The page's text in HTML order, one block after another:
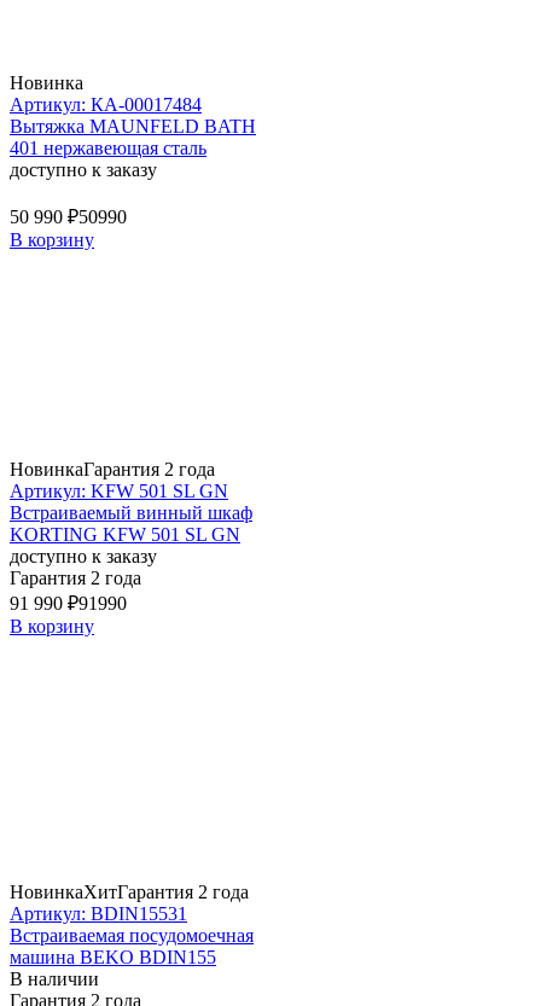
Новинка
Артикул: КА-00017484
Вытяжка MAUNFELD BATH
401 нержавеющая сталь
доступно к заказу
50 990 ₽50990
В корзину
НовинкаГарантия 2 года
Артикул: KFW 501 SL GN
Встраиваемый винный шкаф
KORTING KFW 501 SL GN
доступно к заказу
Гарантия 2 года
91 990 ₽91990
В корзину
НовинкаХитГарантия 2 года
Артикул: BDIN15531
Встраиваемая посудомоечная
машина BEKO BDIN155
В наличии
Гарантия 2 года